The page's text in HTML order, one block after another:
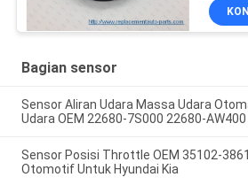
Bagian sensor
Sensor Aliran Udara Massa Udara
Udara OEM 22680-7S000 22680-
Sensor Posisi Throttle OEM 35102-
Otomotif Untuk Hyundai Kia